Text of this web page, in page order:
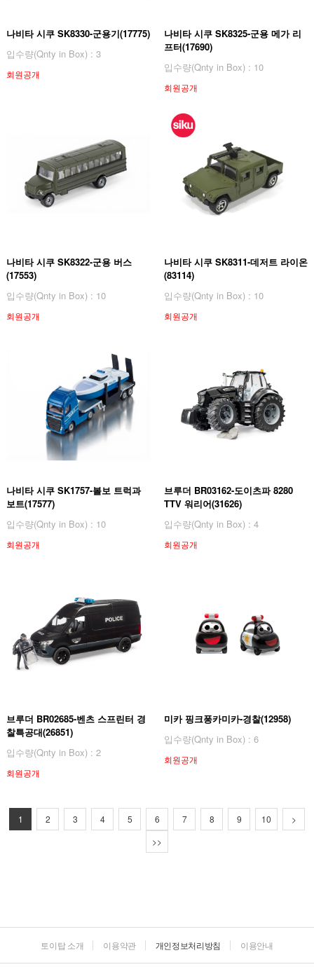
나비타 시쿠 SK8330-군용기(17775)
입수량(Qnty in Box) : 3
회원공개
나비타 시쿠 SK8325-군용 메가 리
프터(17690)
입수량(Qnty in Box) : 10
회원공개
나비타 시쿠 SK8322-군용 버스
(17553)
입수량(Qnty in Box) : 10
회원공개
나비타 시쿠 SK8311-데저트 라이온
(83114)
입수량(Qnty in Box) : 10
회원공개
나비타 시쿠 SK1757-볼보 트럭과
보트(17577)
입수량(Qnty in Box) : 10
회원공개
브루더 BR03162-도이츠파 8280
TTV 워리어(31626)
입수량(Qnty in Box) : 4
회원공개
브루더 BR02685-벤츠 스프린터 경
찰특공대(26851)
입수량(Qnty in Box) : 2
회원공개
미카 핑크퐁카미카-경찰(12958)
입수량(Qnty in Box) : 6
회원공개
1 2 3 4 5 6 7 8 9 10
>
>>
토이탑 소개 이용약관 개인정보처리방침 이용안내